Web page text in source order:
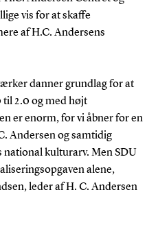
vis for at skaffe
af H.C. Andersens
danner grundlag for at
2.0 og med højt
er enorm, for vi åbner for en
Andersen og samtidig
kulturarv. Men SDU
alene,
leder af H. C. Andersen